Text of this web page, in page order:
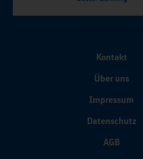
Kontakt
Über uns
Impressum
Datenschutz
AGB